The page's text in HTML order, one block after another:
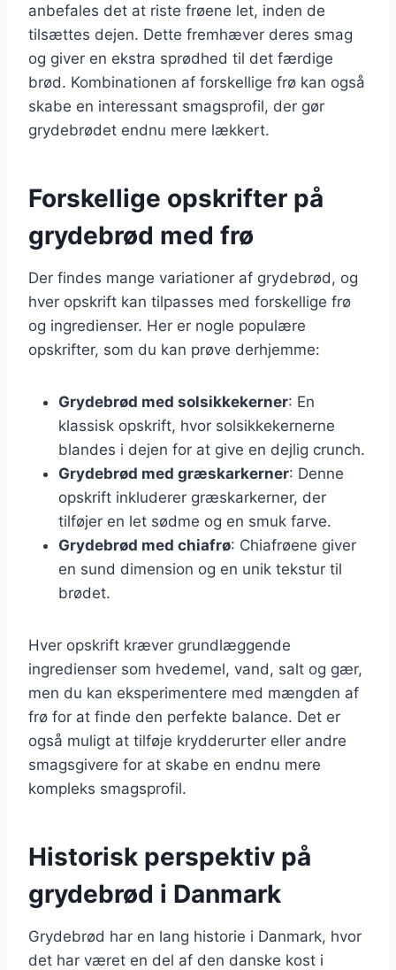
anbefales det at riste frøene let, inden de
tilsættes dejen. Dette fremhæver deres smag
og giver en ekstra sprødhed til det færdige
brød. Kombinationen af forskellige frø kan også
skabe en interessant smagsprofil, der gør
grydebrødet endnu mere lækkert.
Forskellige opskrifter på
grydebrød med frø
Der findes mange variationer af grydebrød, og
hver opskrift kan tilpasses med forskellige frø
og ingredienser. Her er nogle populære
opskrifter, som du kan prøve derhjemme:
Grydebrød med solsikkekerner: En
klassisk opskrift, hvor solsikkekernerne
blandes i dejen for at give en dejlig crunch.
Grydebrød med græskarkerner: Denne
opskrift inkluderer græskarkerner, der
tilføjer en let sødme og en smuk farve.
Grydebrød med chiafrø: Chiafrøene giver
en sund dimension og en unik tekstur til
brødet.
Hver opskrift kræver grundlæggende
ingredienser som hvedemel, vand, salt og gær,
men du kan eksperimentere med mængden af
frø for at finde den perfekte balance. Det er
også muligt at tilføje krydderurter eller andre
smagsgivere for at skabe en endnu mere
kompleks smagsprofil.
Historisk perspektiv på
grydebrød i Danmark
Grydebrød har en lang historie i Danmark, hvor
det har været en del af den danske kost i